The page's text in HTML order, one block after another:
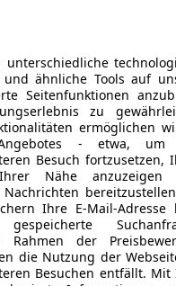
ähnliche Tools auf
Seitenfunktionen
zu
ermöglichen
Angebotes - etwa, um
Besuch fortzusetzen,
Nähe anzuzeigen
Ihre E-Mail-Adresse
Rahmen der
die Nutzung der
Besuchen entfällt. Mit